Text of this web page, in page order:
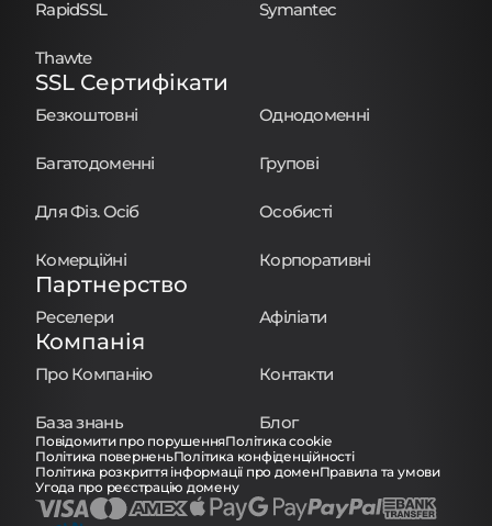
RapidSSL Symantec
Thawte
SSL Сертифікати
Безкоштовні Однодоменні
Багатодоменні Групові
Для Фіз. Осіб Особисті
Комерційні Корпоративні
Партнерство
Реселери Афіліати
Компанія
Про Компанію Контакти
База знань Блог
Повідомити про порушенняПолітика cookie
Політика поверненьПолітика конфіденційності
Політика розкриття інформації про доменПравила та умови
Угода про реєстрацію домену